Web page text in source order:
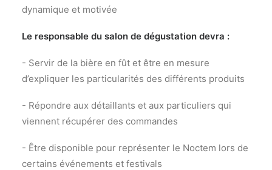
dynamique et motivée
Le responsable du salon de dégustation devra :
- Servir de la bière en fût et être en mesure
d’expliquer les particularités des différents produits
- Répondre aux détaillants et aux particuliers qui
viennent récupérer des commandes
- Être disponible pour représenter le Noctem lors de
certains événements et festivals